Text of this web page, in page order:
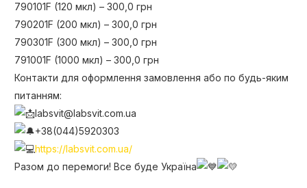
790101F (120 мкл) – 300,0 грн
790201F (200 мкл) – 300,0 грн
790301F (300 мкл) – 300,0 грн
791001F (1000 мкл) – 300,0 грн
Контакти для оформлення замовлення або по будь-яким
питанням:
labsvit@labsvit.com.ua
+38(044)5920303
https://labsvit.com.ua/
Разом до перемоги! Все буде Україна